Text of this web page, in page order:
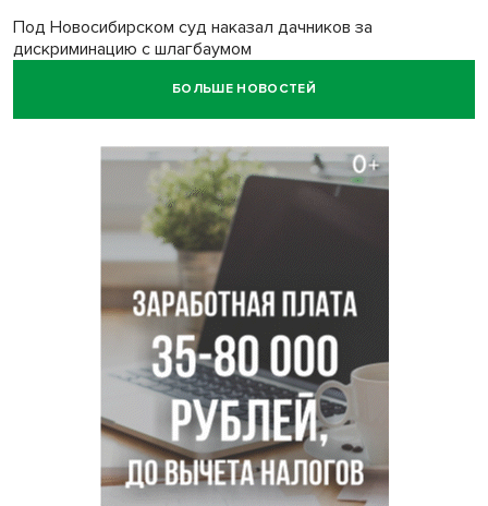
Под Новосибирском суд наказал дачников за
дискриминацию с шлагбаумом
БОЛЬШЕ НОВОСТЕЙ